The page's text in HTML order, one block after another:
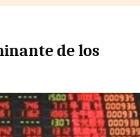
de los